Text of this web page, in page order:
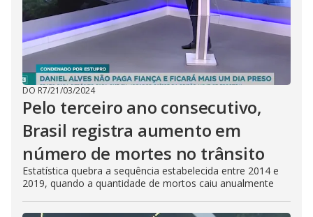
DO R7/21/03/2024
Pelo terceiro ano consecutivo,
Brasil registra aumento em
número de mortes no trânsito
Estatística quebra a sequência estabelecida entre 2014 e
2019, quando a quantidade de mortos caiu anualmente